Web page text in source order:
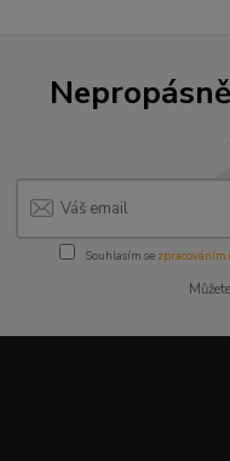
Souhlasím se zpracováním